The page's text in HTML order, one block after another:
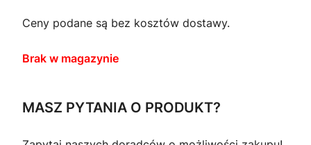
Ceny podane są bez kosztów dostawy.
Brak w magazynie
MASZ PYTANIA O PRODUKT?